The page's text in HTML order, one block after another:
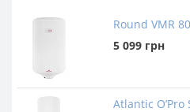
Round VMR 80
5 099 грн
Atlantic O’Pro